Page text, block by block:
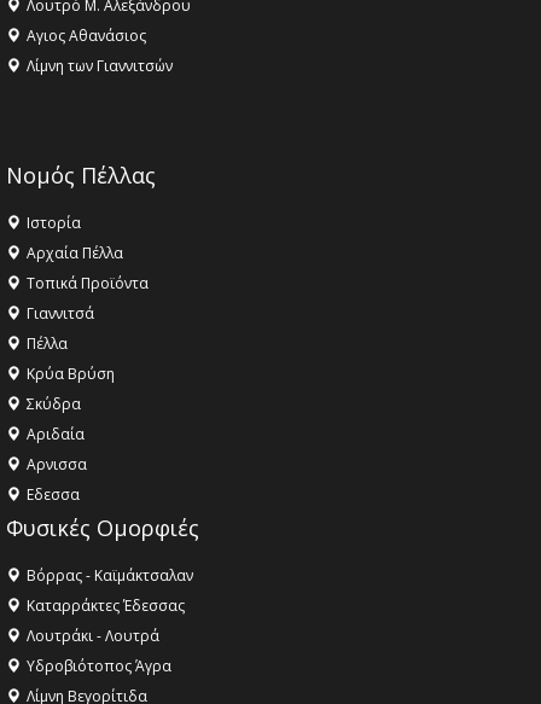
Λουτρό Μ. Αλεξάνδρου
Αγιος Αθανάσιος
Λίμνη των Γιαννιτσών
Νομός Πέλλας
Ιστορία
Αρχαία Πέλλα
Τοπικά Προϊόντα
Γιαννιτσά
Πέλλα
Κρύα Βρύση
Σκύδρα
Αριδαία
Aρνισσα
Eδεσσα
Φυσικές Ομορφιές
Βόρρας - Καϊμάκτσαλαν
Καταρράκτες Έδεσσας
Λουτράκι - Λουτρά
Υδροβιότοπος Άγρα
Λίμνη Βεγορίτιδα